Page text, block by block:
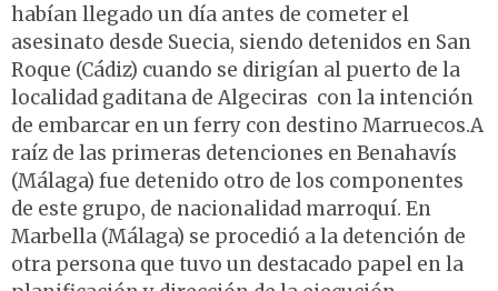
habían llegado un día antes de cometer el
asesinato desde Suecia, siendo detenidos en San
Roque (Cádiz) cuando se dirigían al puerto de la
localidad gaditana de Algeciras con la intención
de embarcar en un ferry con destino Marruecos.A
raíz de las primeras detenciones en Benahavís
(Málaga) fue detenido otro de los componentes
de este grupo, de nacionalidad marroquí. En
Marbella (Málaga) se procedió a la detención de
otra persona que tuvo un destacado papel en la